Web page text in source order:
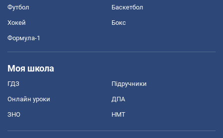
Футбол Баскетбол
Хокей Бокс
Формула-1
Моя школа
ГДЗ Підручники
Онлайн уроки ДПА
ЗНО НМТ